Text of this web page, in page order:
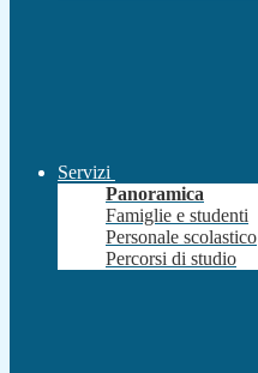
Servizi
Panoramica
Famiglie e studenti
Personale scolastico
Percorsi di studio